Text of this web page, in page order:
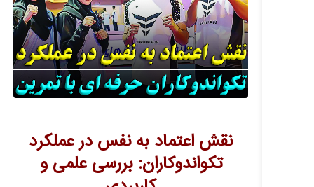
نقش اعتماد به نفس در عملکرد
تکواندوکاران: بررسی علمی و